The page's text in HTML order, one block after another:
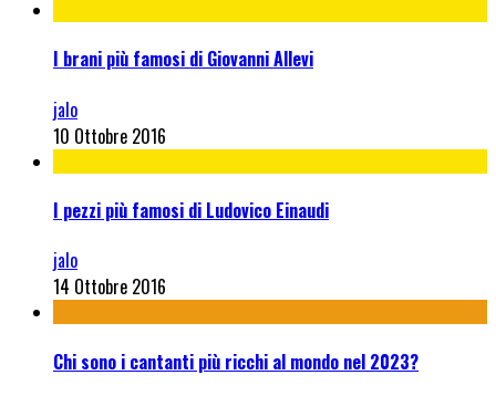
I brani più famosi di Giovanni Allevi
jalo
10 Ottobre 2016
I pezzi più famosi di Ludovico Einaudi
jalo
14 Ottobre 2016
Chi sono i cantanti più ricchi al mondo nel 2023?